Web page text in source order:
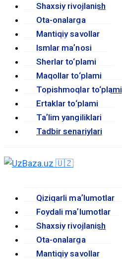
Shaxsiy rivojlanish
Ota-onalarga
Mantiqiy savollar
Ismlar maʼnosi
Sherlar to‘plami
Maqollar to‘plami
Topishmoqlar to‘plami
Ertaklar to‘plami
Taʼlim yangiliklari
Tadbir senariylari
Qiziqarli maʼlumotlar
Foydali maʼlumotlar
Shaxsiy rivojlanish
Ota-onalarga
Mantiqiy savollar